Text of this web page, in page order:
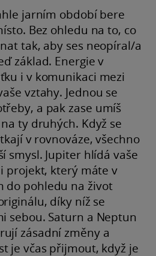
jarním období bere
Bez ohledu na to, co
tak, aby ses neopíral/a
základ. Energie v
i v komunikaci mezi
vztahy. Jednou se
a pak zase umíš
ty druhých. Když se
v rovnováze, všechno
smysl. Jupiter hlídá vaše
projekt, který máte v
do pohledu na život
díky níž se
sebou. Saturn a Neptun
zásadní změny a
je včas přijmout, když je